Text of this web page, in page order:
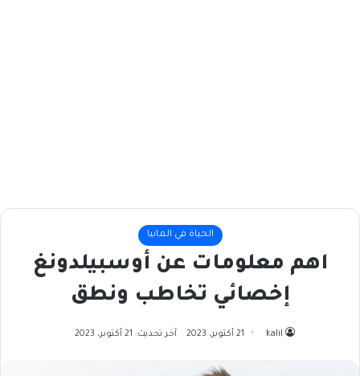
الحياة في المانيا
اهم معلومات عن أوسبيلدونغ
إخصائي تخاطب ونطق
kalil 21 أكتوبر، 2023 آخر تحديث: 21 أكتوبر، 2023